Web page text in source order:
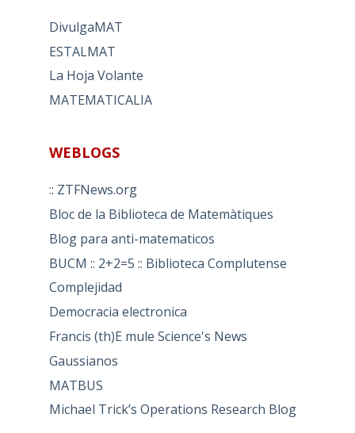
DivulgaMAT
ESTALMAT
La Hoja Volante
MATEMATICALIA
WEBLOGS
:: ZTFNews.org
Bloc de la Biblioteca de Matemàtiques
Blog para anti-matematicos
BUCM :: 2+2=5 :: Biblioteca Complutense
Complejidad
Democracia electronica
Francis (th)E mule Science's News
Gaussianos
MATBUS
Michael Trick’s Operations Research Blog